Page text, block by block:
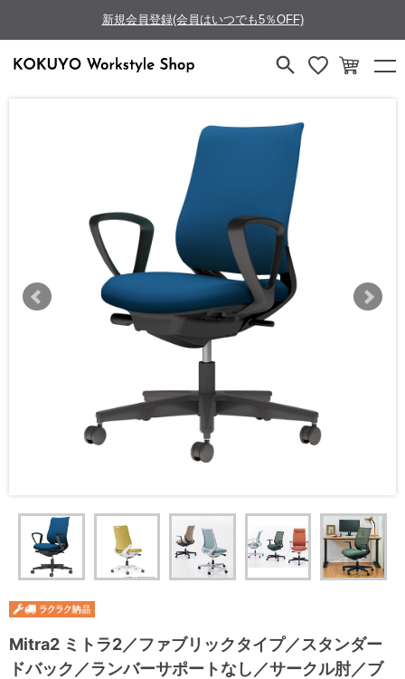
新規会員登録(会員はいつでも5％OFF)
Mitra2 ミトラ2／ファブリックタイプ／スタンダー
ドバック／ランバーサポートなし／サークル肘／ブ